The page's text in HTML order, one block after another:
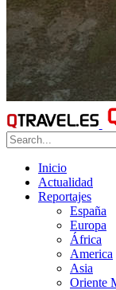
Inicio
Actualidad
Reportajes
España
Europa
África
America
Asia
Oriente